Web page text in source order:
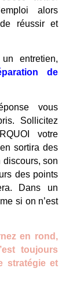
alors
réussir et
entretien,
de
vous
Sollicitez
votre
sortira des
discours, son
des points
Dans un
si on n’est
en rond,
toujours
stratégie et